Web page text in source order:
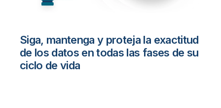
Siga, mantenga y proteja la exactitud
de los datos en todas las fases de su
ciclo de vida